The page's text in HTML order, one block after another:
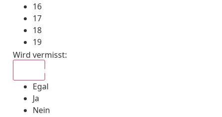
16
17
18
19
Wird vermisst:
Egal
Ja
Nein